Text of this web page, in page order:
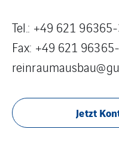
Tel.: +49 621
Fax: +49 621
Jetzt